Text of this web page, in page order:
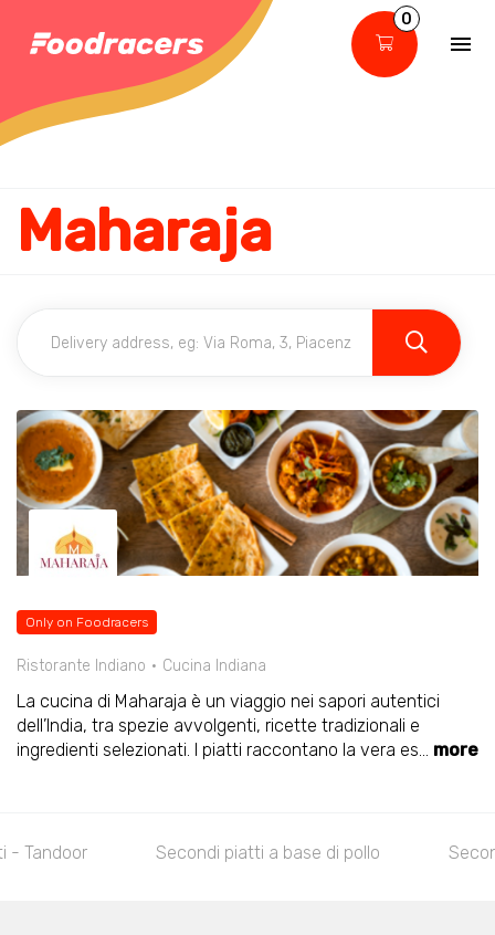
0
Maharaja
Only on Foodracers
Ristorante Indiano Cucina Indiana
La cucina di Maharaja è un viaggio nei sapori autentici
dell’India, tra spezie avvolgenti, ricette tradizionali e
ingredienti selezionati. I piatti raccontano la vera es... more
Secondi piatti a base di pollo Secondi